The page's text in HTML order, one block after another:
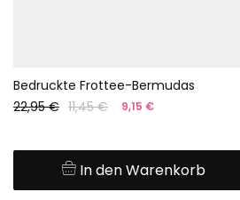
Bedruckte Frottee-Bermudas
22,95 € 11,45 € 9,15 €
In den Warenkorb